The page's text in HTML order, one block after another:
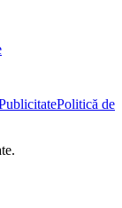
Politică de